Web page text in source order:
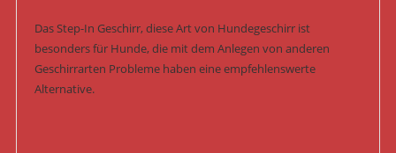
Das Step-In Geschirr, diese Art von Hundegeschirr ist
besonders für Hunde, die mit dem Anlegen von anderen
Geschirrarten Probleme haben eine empfehlenswerte
Alternative.